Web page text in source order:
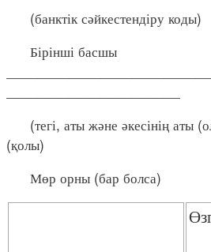
(банктік сәйкестендіру коды)
Бірінші басшы
(тегі, аты және әкесінің
(қолы)
Мөр орны (бар болса)